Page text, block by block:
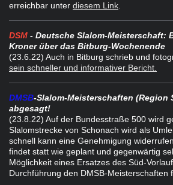
erreichbar unter diesem Link
DSM - Deutsche Slalom-Meisterschaft:
Kroner über das Bitburg-Wochenende
(23.6.22) Auch in Bitburg schrieb und
sein schneller und informativer Bericht.
DMSB-Slalom-Meisterschaften (Region
abgesagt!
(23.8.22) Auf der Bundesstraße 500 wird
Slalomstrecke von Schonach wird als
schnell kann eine Genehmigung
findet statt wie geplant und gegenwärtig
Möglichkeit eines Ersatzes des Süd-
Durchführung den DMSB-Meisterschaften